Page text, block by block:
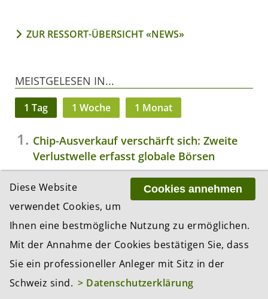
ZUR RESSORT-ÜBERSICHT «NEWS»
MEISTGELESEN IN...
1 Tag 1 Woche 1 Monat
Chip-Ausverkauf verschärft sich: Zweite
Verlustwelle erfasst globale Börsen
Candriam: Knappheit ist das neue Normal
– und die meisten Portfolios sind nicht
darauf vorbereitet
Studie: So nutzen Schweizer
Vermögensverwalter KI
Pensionskassen erhalten Zugang zum
Repomarkt
Cookies annehmen
Diese Website
verwendet Cookies, um
Ihnen eine bestmögliche Nutzung zu ermöglichen.
Mit der Annahme der Cookies bestätigen Sie, dass
Sie ein professioneller Anleger mit Sitz in der
Schweiz sind. > Datenschutzerklärung